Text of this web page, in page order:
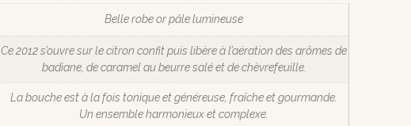
Belle robe or pâle lumineuse
Ce 2012 s’ouvre sur le citron confit puis libère à l’aération des arômes de
badiane, de caramel au beurre salé et de chèvrefeuille.
La bouche est à la fois tonique et généreuse, fraîche et gourmande.
Un ensemble harmonieux et complexe.